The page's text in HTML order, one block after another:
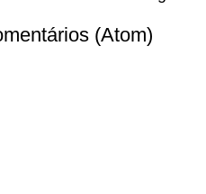
(Atom)